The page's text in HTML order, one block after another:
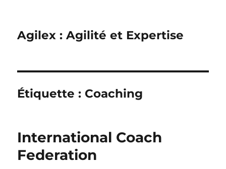
Agilex : Agilité et Expertise
Étiquette : Coaching
International Coach
Federation